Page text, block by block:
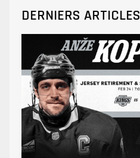
DERNIERS ARTICLES